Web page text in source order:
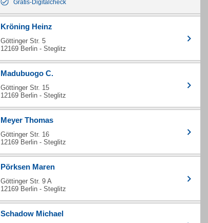
Gratis-Digitalcheck
Kröning Heinz
Göttinger Str. 5
12169 Berlin - Steglitz
Madubuogo C.
Göttinger Str. 15
12169 Berlin - Steglitz
Meyer Thomas
Göttinger Str. 16
12169 Berlin - Steglitz
Pörksen Maren
Göttinger Str. 9 A
12169 Berlin - Steglitz
Schadow Michael